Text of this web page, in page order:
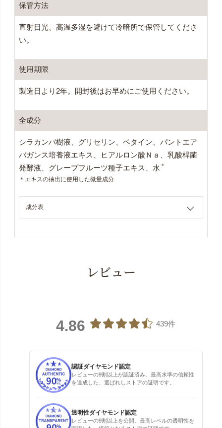
保管方法
直射日光、高温多湿を避けて冷暗所で保管してくださ
い。
使用期限
製造日より2年。開封後はお早めにご使用ください。
全成分
シラカンバ樹液、グリセリン、ベタイン、パントエア
バガンス培養液エキス、ヒアルロン酸Ｎａ、乳酸桿菌
発酵液、グレープフルーツ種子エキス、水 ＊
＊エキスの抽出に使用した微量成分
成分表
レビュー
4.86 439件
認証ダイヤモンド認定
レビューの9割以上が認証済み。最高水準の信頼性
を達成した、選ばれしストアの証明です。
透明性ダイヤモンド認定
レビューの9割以上を公開。最高レベルの透明性を